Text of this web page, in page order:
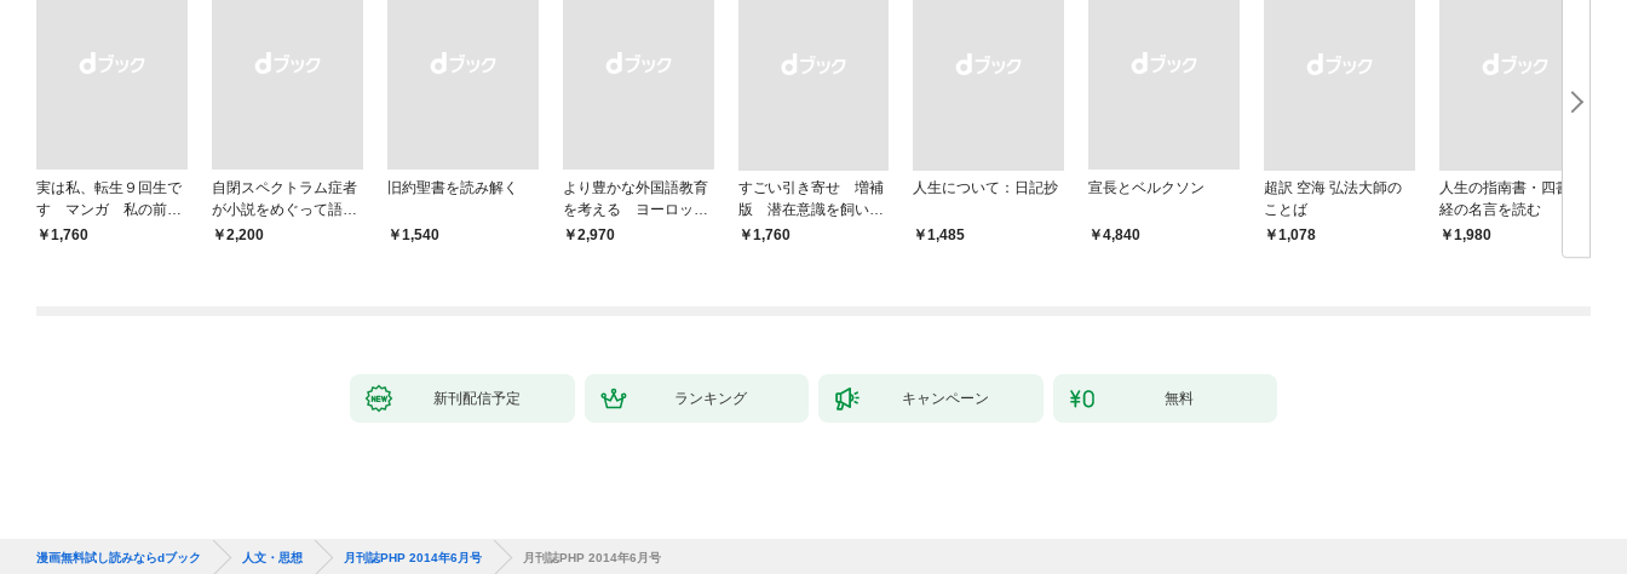
実は私、転生９回生で
す マンガ 私の前世
物語
￥1,760
自閉スペクトラム症者
が小説をめぐって語り
あう
￥2,200
旧約聖書を読み解く
￥1,540
より豊かな外国語教育
を考える ヨーロッパ
9か国の事例から
￥2,970
すごい引き寄せ 増補
版 潜在意識を飼い馴
らす方法
￥1,760
人生について：日記抄
￥1,485
宣長とベルクソン
￥4,840
超訳 空海 弘法大師の
ことば
￥1,078
人生の指南書・四書五
経の名言を読む
￥1,980
新刊配信予定 ランキング キャンペーン 無料
漫画無料試し読みならdブック 人文・思想 月刊誌PHP 2014年6月号 月刊誌PHP 2014年6月号